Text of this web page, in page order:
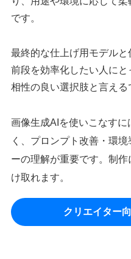
です。
最終的な仕上げ用モデル
前段を効率化したい人に
相性の良い選択肢と言える
画像生成AIを使いこなす
く、プロンプト改善・環
ーの理解が重要です。制
け取れます。
クリエイター